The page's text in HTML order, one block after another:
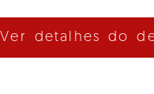
Ver detalhes do